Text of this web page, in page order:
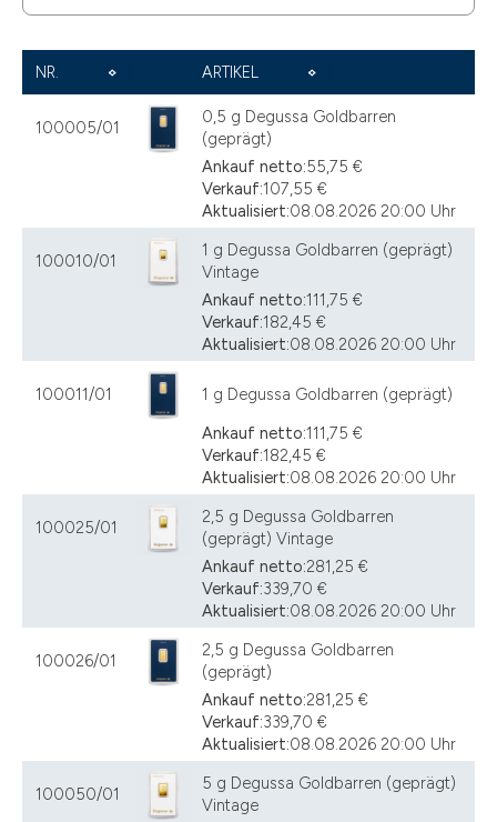
NR. ARTIKEL
100005/01
0,5 g Degussa Goldbarren
(geprägt)
Ankauf netto:55,75 €
Verkauf:107,55 €
Aktualisiert:08.08.2026 20:00 Uhr
100010/01
1 g Degussa Goldbarren (geprägt)
Vintage
Ankauf netto:111,75 €
Verkauf:182,45 €
Aktualisiert:08.08.2026 20:00 Uhr
100011/01
1 g Degussa Goldbarren (geprägt)
Ankauf netto:111,75 €
Verkauf:182,45 €
Aktualisiert:08.08.2026 20:00 Uhr
100025/01
2,5 g Degussa Goldbarren
(geprägt) Vintage
Ankauf netto:281,25 €
Verkauf:339,70 €
Aktualisiert:08.08.2026 20:00 Uhr
100026/01
2,5 g Degussa Goldbarren
(geprägt)
Ankauf netto:281,25 €
Verkauf:339,70 €
Aktualisiert:08.08.2026 20:00 Uhr
100050/01
5 g Degussa Goldbarren (geprägt)
Vintage